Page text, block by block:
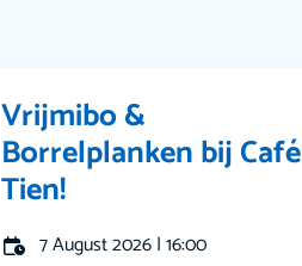
Vrijmibo &
Borrelplanken bij Café
Tien!
7 August 2026 | 16:00